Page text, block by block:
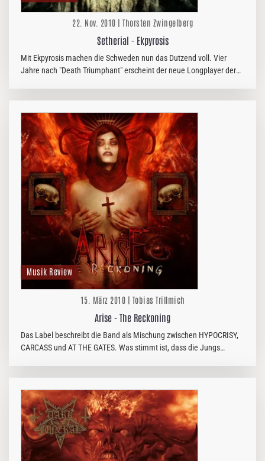
22. Nov. 2010 | Thorsten Zwingelberg
Setherial - Ekpyrosis
Mit Ekpyrosis machen die Schweden nun das Dutzend voll. Vier
Jahre nach "Death Triumphant" erscheint der neue Longplayer der
Musik Review
15. März 2010 | Tobias Trillmich
Arise - The Reckoning
Das Label beschreibt die Band als Mischung zwischen HYPOCRISY,
CARCASS und AT THE GATES. Was stimmt ist, dass die Jungs